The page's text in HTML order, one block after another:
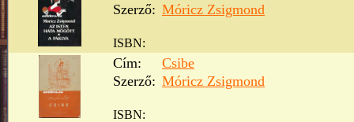
Szerző: Móricz Zsigmond
ISBN:
Cím:
Csibe
Szerző: Móricz Zsigmond
ISBN: